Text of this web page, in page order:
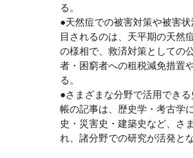
る。
●天然痘での被害対策や被害
目されるのは、天平期の天然
の様相で、救済対策としての
者・困窮者への租税減免措置
る。
●さまざまな分野で活用でき
帳の記事は、歴史学・考古学
史・災害史・建築史など、さ
れ、諸分野での研究が活発と